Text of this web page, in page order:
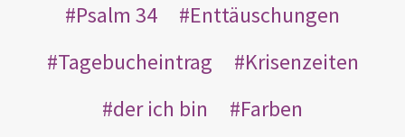
Psalm 34
Enttäuschungen
Tagebucheintrag
Krisenzeiten
der ich bin
Farben